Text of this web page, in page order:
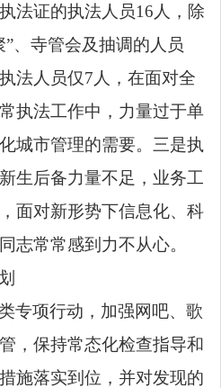
法证的执法人员16人，除
、寺管会及抽调的人员
法人员仅7人，在面对全
执法工作中，力量过于单
城市管理的需要。三是执
生后备力量不足，业务工
面对新形势下信息化、科
志常常感到力不从心。
专项行动，加强网吧、歌
，保持常态化检查指导和
施落实到位，并对发现的